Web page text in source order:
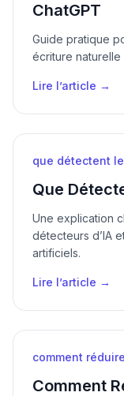
ChatGPT
Guide pratique
écriture naturelle
Lire l’article →
que détectent
Que
Une explication
détecteurs d’IA
artificiels.
Lire l’article →
comment
Comment